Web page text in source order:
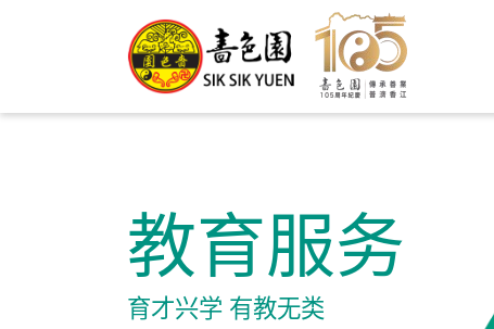
教育服务
育才兴学 有教无类